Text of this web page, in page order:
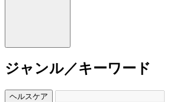
ジャンル／キーワード
ヘルスケア